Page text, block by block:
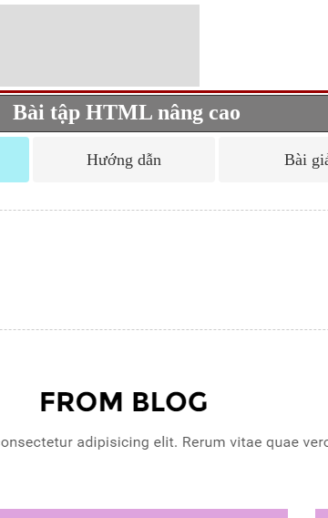
Bài tập HTML nâng cao
Hướng dẫn Bài